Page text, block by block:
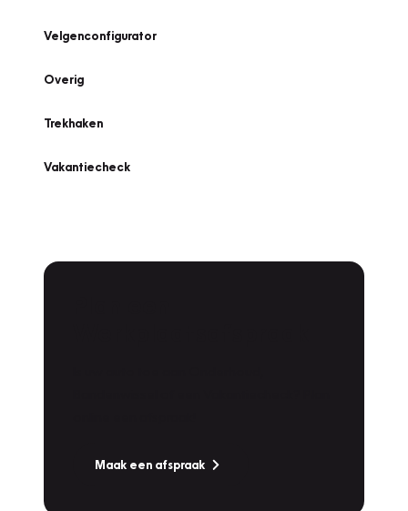
Velgenconfigurator
Overig
Trekhaken
Vakantiecheck
Maak een afspraak